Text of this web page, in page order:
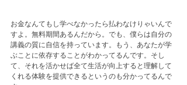
お金なんてもし学べなかったら払わなけりゃいんで
すよ。無料期間あるんだから。でも、僕らは自分の
講義の質に自信を持っています。もう、あなたが学
ぶことに依存することがわかってるんです。そし
て、それを活かせば全て生活が向上すると理解して
くれる体験を提供できるというのも分かってるんで